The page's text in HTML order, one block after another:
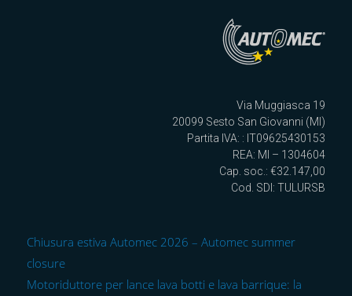
Via Muggiasca 19
20099 Sesto San Giovanni (MI)
Partita IVA: : IT09625430153
REA: MI – 1304604
Cap. soc.: €32.147,00
Cod. SDI: TULURSB
Chiusura estiva Automec 2026 – Automec summer
closure
Motoriduttore per lance lava botti e lava barrique: la